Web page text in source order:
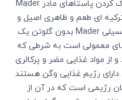
محصول می شود.فرآیند تولید و خشک کردن پاستاهای مادر Mader
ای طعم و ظاهری اصیل و
اشتها آور داده است. خوردن پاستا فسیلی Mader بدون گلوتن یک
معمولی است به شرطی که
مواد غذایی مضر و پرکالری
دارای رژیم غذایی وگن هستند
رژیمی است که در آن از